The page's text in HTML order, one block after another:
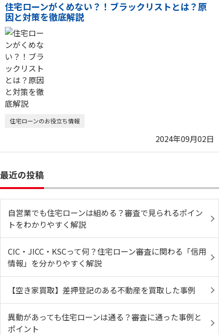
住宅ローンがくめない？！ブラックリストとは？原
因と対策を徹底解説
住宅ローンのお役立ち情報
2024年09月02日
最近の投稿
自営業でも住宅ローンは組める？審査で見られるポイン
トをわかりやすく解説
CIC・JICC・KSCって何？住宅ローン審査に関わる「信用
情報」を分かりやすく解説
【空き家買取】差押登記のある不動産を買取した事例
異動があっても住宅ローンは通る？審査に通った事例と
ポイント